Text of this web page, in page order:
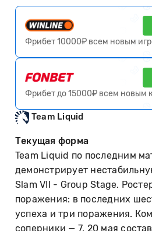
Фрибет 10000₽ всем новым
Фрибет до 15000₽ всем новым
Team Liquid
Текущая форма
Team Liquid по последним
демонстрирует
Slam VII - Group Stage.
поражения: в последних
успеха и три поражения.
соперники — 7. 20 мая